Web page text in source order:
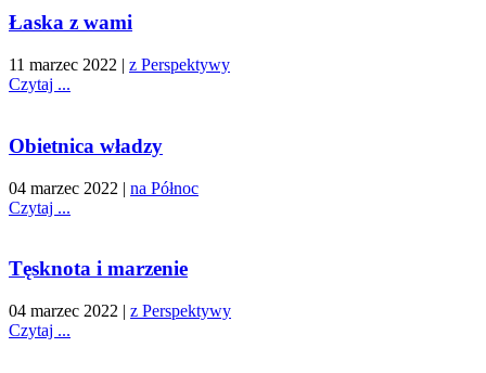
Łaska z wami
11 marzec 2022 | z Perspektywy
Czytaj ...
Obietnica władzy
04 marzec 2022 | na Północ
Czytaj ...
Tęsknota i marzenie
04 marzec 2022 | z Perspektywy
Czytaj ...